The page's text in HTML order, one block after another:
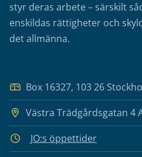
styr deras arbete – särskilt
enskildas rättigheter och
det allmänna.
Box 16327, 103 26
Västra Trädgårdsgatan 4
JO:s öppettider